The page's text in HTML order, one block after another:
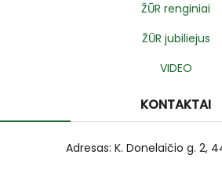
ŽŪR renginiai
ŽŪR jubiliejus
VIDEO
KONTAKTAI
Adresas: K. Donelaičio g. 2,